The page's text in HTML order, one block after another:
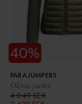
Olivia jacket
PARAJUMPERS
4 049 SEK